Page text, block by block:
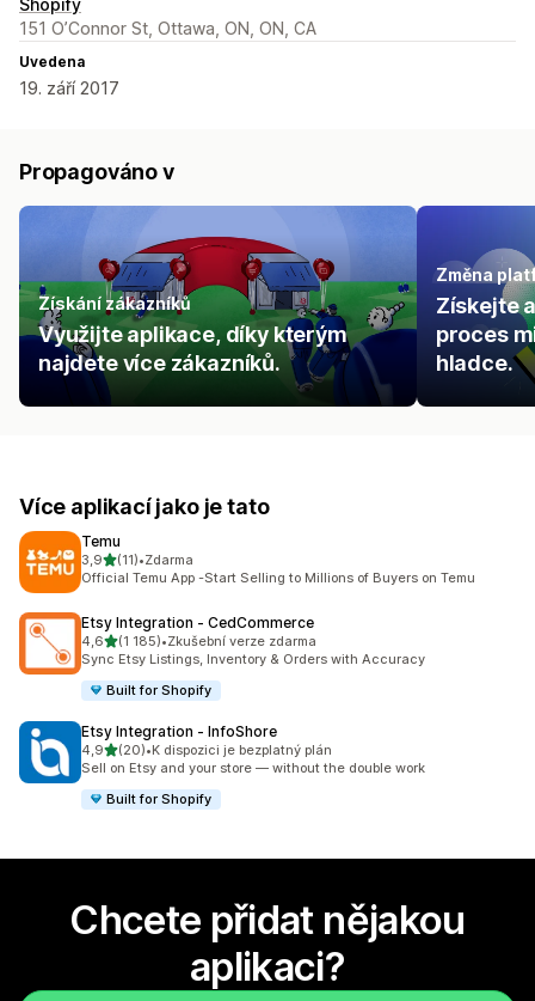
Shopify
151 O’Connor St, Ottawa, ON, ON, CA
Uvedena
19. září 2017
Propagováno v
Získání zákazníků
Využijte aplikace, díky kterým
najdete více zákazníků.
Změna
Získejte
proces
hladce.
Více aplikací jako je tato
Temu
3,9z 5 hvězd
(11)
Celkový počet recenzí: 11
•Zdarma
Official Temu App -Start Selling to Millions of Buyers on Temu
Etsy Integration ‑ CedCommerce
4,6z 5 hvězd
(1 185)
Celkový počet recenzí: 1185
•Zkušební verze zdarma
Sync Etsy Listings, Inventory & Orders with Accuracy
Built for Shopify
Etsy Integration ‑ InfoShore
4,9z 5 hvězd
(20)
Celkový počet recenzí: 20
•K dispozici je bezplatný plán
Sell on Etsy and your store — without the double work
Built for Shopify
Chcete přidat nějakou
aplikaci?